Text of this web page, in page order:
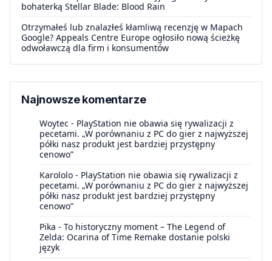
bohaterką Stellar Blade: Blood Rain
Otrzymałeś lub znalazłeś kłamliwą recenzję w Mapach
Google? Appeals Centre Europe ogłosiło nową ścieżkę
odwoławczą dla firm i konsumentów
Najnowsze komentarze
Woytec - PlayStation nie obawia się rywalizacji z
pecetami. „W porównaniu z PC do gier z najwyższej
półki nasz produkt jest bardziej przystępny
cenowo”
Karololo - PlayStation nie obawia się rywalizacji z
pecetami. „W porównaniu z PC do gier z najwyższej
półki nasz produkt jest bardziej przystępny
cenowo”
Pika - To historyczny moment – The Legend of
Zelda: Ocarina of Time Remake dostanie polski
język